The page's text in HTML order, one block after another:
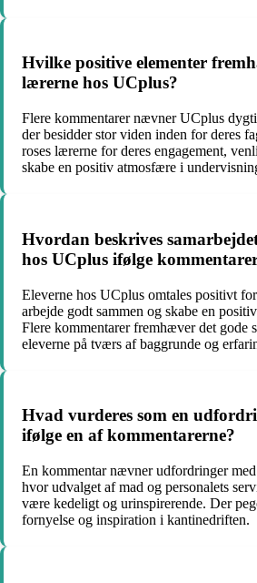
Hvilke positive elementer
lærerne hos UCplus?
Flere kommentarer nævner UCplus
der besidder stor viden inden for deres
roses lærerne for deres engagement,
skabe en positiv atmosfære i
Hvordan beskrives
hos UCplus ifølge
Eleverne hos UCplus omtales positivt
arbejde godt sammen og skabe en
Flere kommentarer fremhæver det gode
eleverne på tværs af baggrunde og
Hvad vurderes som en
ifølge en af kommentarerne?
En kommentar nævner udfordringer
hvor udvalget af mad og personalets
være kedeligt og urinspirerende. Der
fornyelse og inspiration i kantinedriften.